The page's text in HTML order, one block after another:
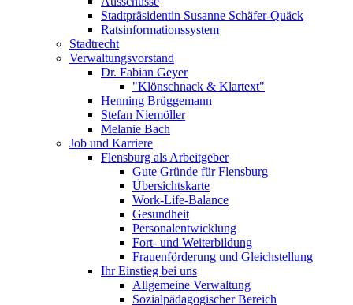
Stadtpräsidentin Susanne Schäfer-Quäck
Ratsinformationssystem
Stadtrecht
Verwaltungsvorstand
Dr. Fabian Geyer
"Klönschnack & Klartext"
Henning Brüggemann
Stefan Niemöller
Melanie Bach
Job und Karriere
Flensburg als Arbeitgeber
Gute Gründe für Flensburg
Übersichtskarte
Work-Life-Balance
Gesundheit
Personalentwicklung
Fort- und Weiterbildung
Frauenförderung und Gleichstellung
Ihr Einstieg bei uns
Allgemeine Verwaltung
Sozialpädagogischer Bereich